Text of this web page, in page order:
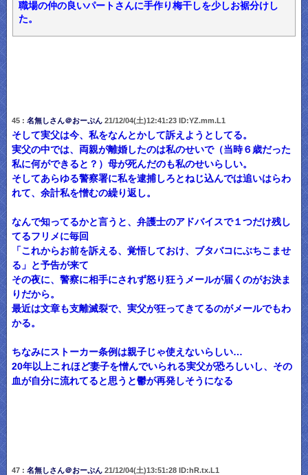
職場の仲の良いパートさんに手作り梅干しを少しお裾分けし
た。
45 : 名無しさん＠おーぷん21/12/04(土)12:41:23 ID:YZ.mm.L1
そして実父は今、私をなんとかして訴えようとしてる。
実父の中では、両親が離婚したのは私のせいで（当時６歳だった
私に何ができると？）母が死んだのも私のせいらしい。
そしてあらゆる警察署に私を逮捕しろとねじ込んでは追いはらわ
れて、余計私を憎むの繰り返し。
なんで知ってるかと言うと、弁護士のアドバイスで１つだけ残し
てるフリメに毎回
「これからお前を訴える、覚悟しておけ、ブタバコにぶちこませ
る」と予告が来て
その夜に、警察に相手にされず怒り狂うメールが届くのがお決ま
りだから。
最近は文章も支離滅裂で、実父が狂ってきてるのがメールでもわ
かる。
ちなみにストーカー条例は親子じゃ使えないらしい…
20年以上これほど妻子を憎んでいられる実父が恐ろしいし、その
血が自分に流れてると思うと鬱が再発しそうになる
47 : 名無しさん＠おーぷん21/12/04(土)13:51:28 ID:hR.tx.L1